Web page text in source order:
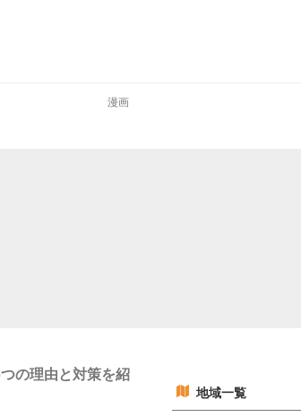
漫画
の理由と対策を紹
地域一覧